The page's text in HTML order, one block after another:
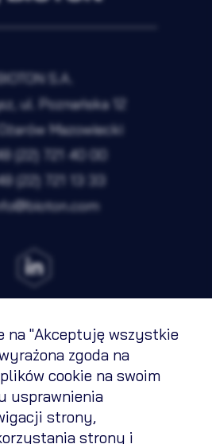
na "Akceptuję wszystkie
zgoda na
cookie na swoim
usprawnienia
strony,
strony i
Nieaktywne
S.A.
ul. Poznańska 12
Mazowiecki
(22) 721 40 00
(22) 721 13 33
Regulamin
cookies
prywatności